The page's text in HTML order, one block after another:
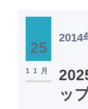
25
11月
2014
ッ